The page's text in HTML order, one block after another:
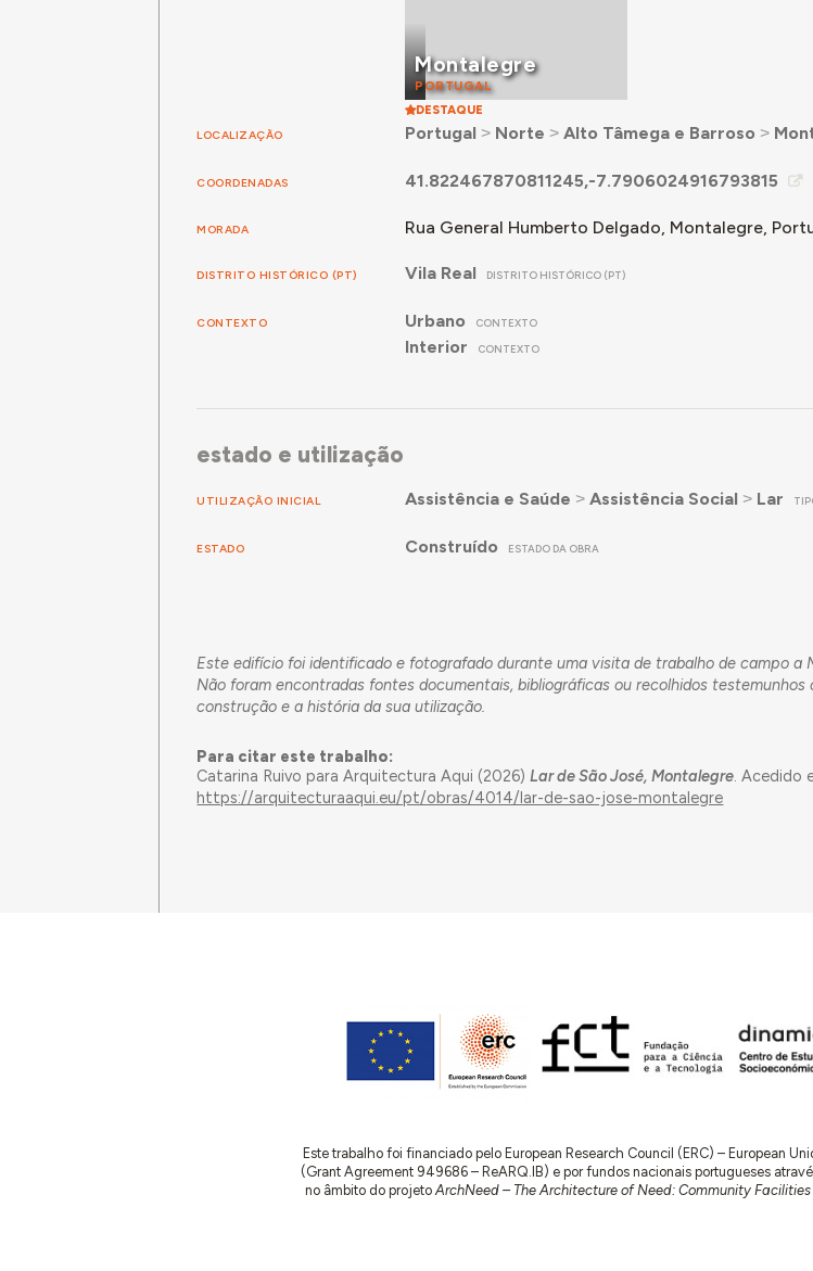
Montalegre
PORTUGAL
DESTAQUE
LOCALIZAÇÃO Portugal ˃ Norte ˃ Alto Tâmega e Barroso ˃
COORDENADAS 41.822467870811245,-7.7906024916793815
MORADA Rua General Humberto Delgado, Montalegre,
DISTRITO HISTÓRICO (PT) Vila Real DISTRITO HISTÓRICO (PT)
CONTEXTO Urbano CONTEXTO
Interior CONTEXTO
estado e utilização
UTILIZAÇÃO INICIAL Assistência e Saúde ˃ Assistência Social ˃ Lar
ESTADO Construído ESTADO DA OBRA
Este edifício foi identificado e fotografado durante uma visita de trabalho de campo a
Não foram encontradas fontes documentais, bibliográficas ou recolhidos testemunhos
construção e a história da sua utilização.
Para citar este trabalho:
Catarina Ruivo para Arquitectura Aqui (2026)Lar de São José, Montalegre. Acedido
https://arquitecturaaqui.eu/pt/obras/4014/lar-de-sao-jose-montalegre
Este trabalho foi financiado pelo European Research Council (ERC) – European
(Grant Agreement 949686 – ReARQ.IB) e por fundos nacionais portugueses
no âmbito do projeto ArchNeed – The Architecture of Need: Community Facilities